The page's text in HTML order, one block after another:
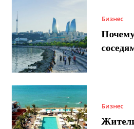
Бизнес
Бизнес